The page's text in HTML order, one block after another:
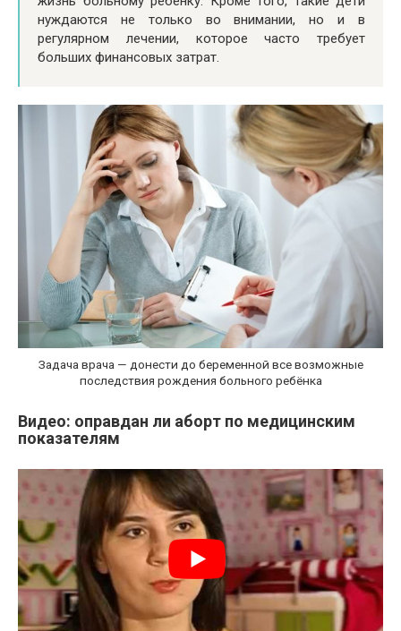
нуждаются не только во внимании, но и в
регулярном лечении, которое часто требует
больших финансовых затрат.
Задача врача — донести до беременной все возможные
последствия рождения больного ребёнка
Видео: оправдан ли аборт по медицинским
показателям